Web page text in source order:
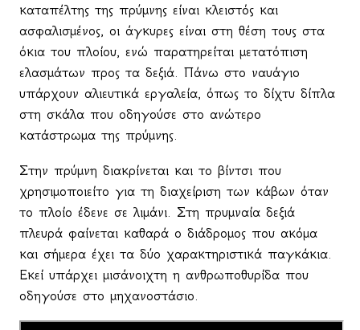
καταπέλτης της πρύμνης είναι κλειστός και
ασφαλισμένος, οι άγκυρες είναι στη θέση τους στα
όκια του πλοίου, ενώ παρατηρείται μετατόπιση
ελασμάτων προς τα δεξιά. Πάνω στο ναυάγιο
υπάρχουν αλιευτικά εργαλεία, όπως το δίχτυ δίπλα
στη σκάλα που οδηγούσε στο ανώτερο
κατάστρωμα της πρύμνης.
Στην πρύμνη διακρίνεται και το βίντσι που
χρησιμοποιείτο για τη διαχείριση των κάβων όταν
το πλοίο έδενε σε λιμάνι. Στη πρυμναία δεξιά
πλευρά φαίνεται καθαρά ο διάδρομος που ακόμα
και σήμερα έχει τα δύο χαρακτηριστικά παγκάκια.
Εκεί υπάρχει μισάνοιχτη η ανθρωποθυρίδα που
οδηγούσε στο μηχανοστάσιο.